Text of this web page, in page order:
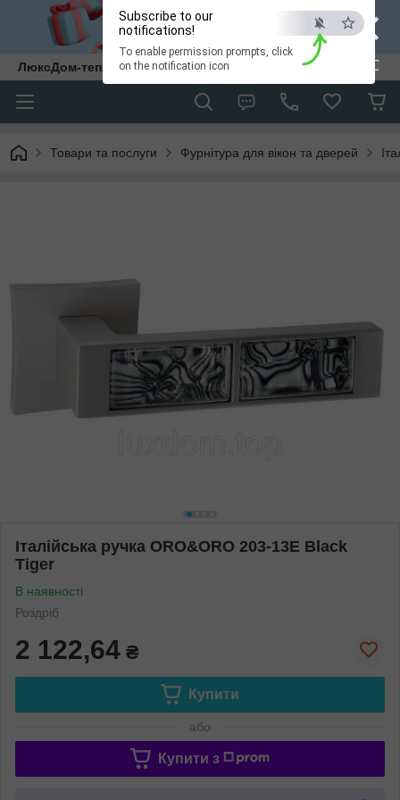
×
ESC
Subscribe to our
notifications!
To enable permission prompts, click
on the notification icon
ЛюксДом-тепло та затишок у кожен дім.
Товари та послуги Фурнітура для вікон та дверей
Італійська ручка ORO&ORO 203-13E Black
Tiger
В наявності
Роздріб
2 122,64 ₴
Купити
або
Купити з